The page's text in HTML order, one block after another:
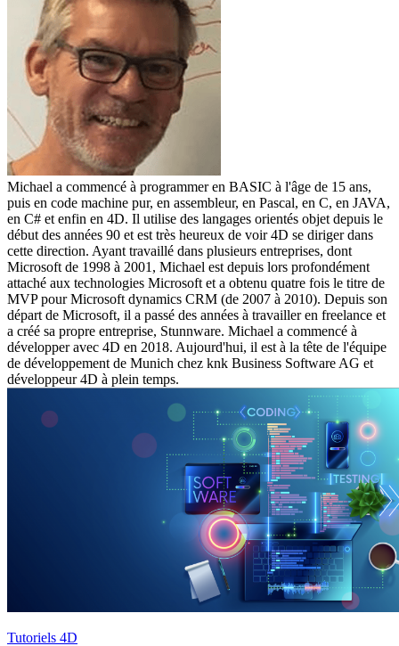
Michael a commencé à programmer en BASIC à l'âge de 15 ans,
puis en code machine pur, en assembleur, en Pascal, en C, en JAVA,
en C# et enfin en 4D. Il utilise des langages orientés objet depuis le
début des années 90 et est très heureux de voir 4D se diriger dans
cette direction. Ayant travaillé dans plusieurs entreprises, dont
Microsoft de 1998 à 2001, Michael est depuis lors profondément
attaché aux technologies Microsoft et a obtenu quatre fois le titre de
MVP pour Microsoft dynamics CRM (de 2007 à 2010). Depuis son
départ de Microsoft, il a passé des années à travailler en freelance et
a créé sa propre entreprise, Stunnware. Michael a commencé à
développer avec 4D en 2018. Aujourd'hui, il est à la tête de l'équipe
de développement de Munich chez knk Business Software AG et
développeur 4D à plein temps.
Tutoriels 4D